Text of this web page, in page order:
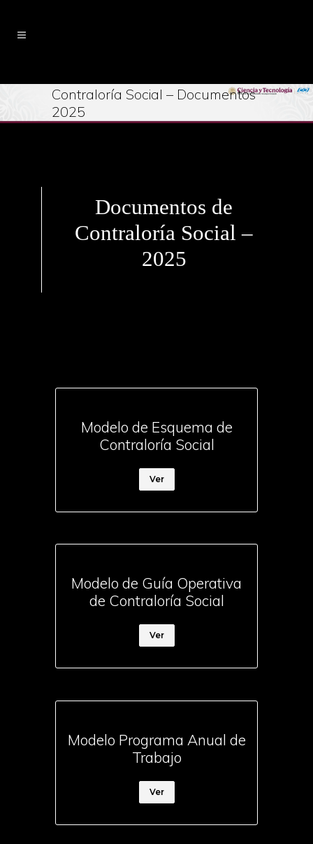
Contraloría Social – Documentos
2025
Documentos de
Contraloría Social –
2025
Modelo de Esquema de
Contraloría Social
Ver
Modelo de Guía Operativa
de Contraloría Social
Ver
Modelo Programa Anual de
Trabajo
Ver